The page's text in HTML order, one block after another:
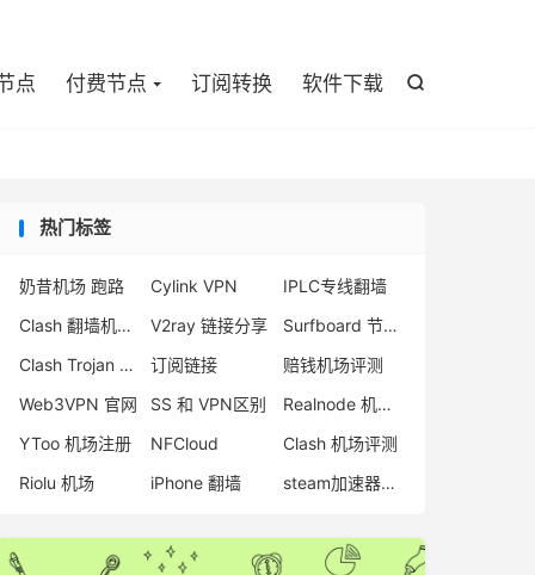

点 付费节点 订阅转换 软件下载
热门标签
奶昔机场 跑路 Cylink VPN
IPLC专线翻墙
Clash 翻墙机场推荐
V2ray 链接分享
Surfboard 节点推荐
Clash Trojan 节点
订阅链接
赔钱机场评测
Web3VPN 官网
SS 和 VPN区别
Realnode 机场怎么用
YToo 机场注册
NFCloud
Clash 机场评测
Riolu 机场
iPhone 翻墙 steam加速器推荐